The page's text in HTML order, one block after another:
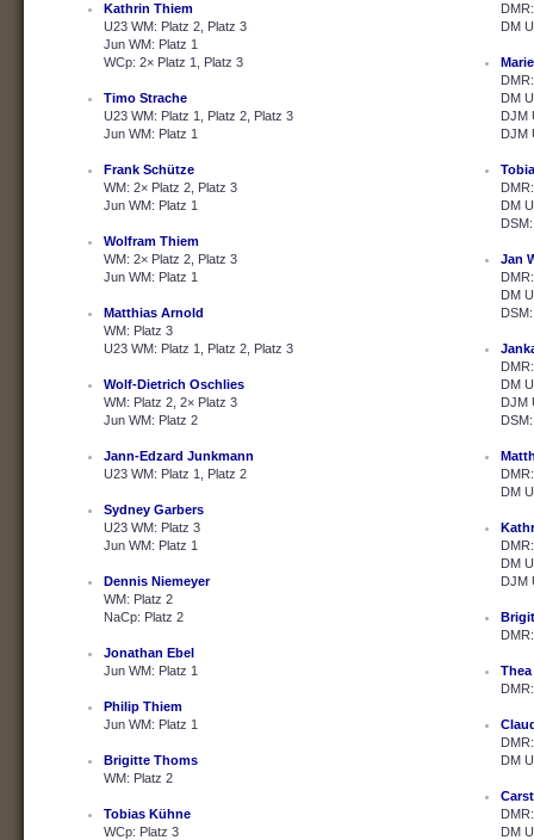
Kathrin Thiem
U23 WM: Platz 2, Platz 3
Jun WM: Platz 1
WCp: 2× Platz 1, Platz 3
Timo Strache
U23 WM: Platz 1, Platz 2, Platz 3
Jun WM: Platz 1
Frank Schütze
WM: 2× Platz 2, Platz 3
Jun WM: Platz 1
Wolfram Thiem
WM: 2× Platz 2, Platz 3
Jun WM: Platz 1
Matthias Arnold
WM: Platz 3
U23 WM: Platz 1, Platz 2, Platz 3
Wolf-Dietrich Oschlies
WM: Platz 2, 2× Platz 3
Jun WM: Platz 2
Jann-Edzard Junkmann
U23 WM: Platz 1, Platz 2
Sydney Garbers
U23 WM: Platz 3
Jun WM: Platz 1
Dennis Niemeyer
WM: Platz 2
NaCp: Platz 2
Jonathan Ebel
Jun WM: Platz 1
Philip Thiem
Jun WM: Platz 1
Brigitte Thoms
WM: Platz 2
Tobias Kühne
WCp: Platz 3
DM
DM
DJM
DJM
DM
Jan
DM
DM
DJM
DM
DM
DJM
DM
DM